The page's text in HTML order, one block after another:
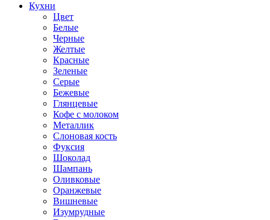
Кухни
Цвет
Белые
Черные
Желтые
Красные
Зеленые
Серые
Бежевые
Глянцевые
Кофе с молоком
Металлик
Слоновая кость
Фуксия
Шоколад
Шампань
Оливковые
Оранжевые
Вишневые
Изумрудные